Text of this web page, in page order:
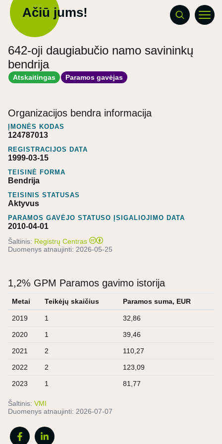
Ačiū jums!
642-oji daugiabučio namo savininkų
bendrija
Atskaitingas Paramos gavėjas
Organizacijos bendra informacija
ĮMONĖS KODAS
124787013
REGISTRACIJOS DATA
1999-03-15
TEISINĖ FORMA
Bendrija
TEISINIS STATUSAS
Aktyvus
PARAMOS GAVĖJO STATUSO ĮSIGALIOJIMO DATA
2010-04-01
Šaltinis: Registrų Centras
Duomenys atnaujinti: 2026-05-25
1,2% GPM Paramos gavimo istorija
Metai Teikėjų skaičius Paramos suma, EUR
2019 1 32,86
2020 1 39,46
2021 2 110,27
2022 2 123,09
2023 1 81,77
Šaltinis: VMI
Duomenys atnaujinti: 2026-07-07